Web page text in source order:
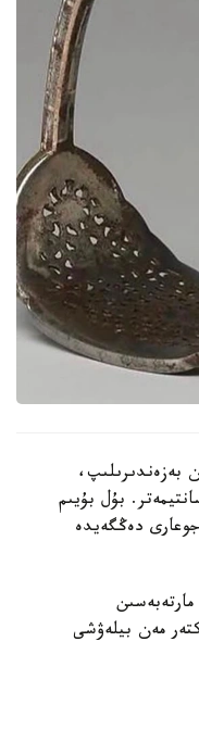
بەزەندىرىلىپ،
بولىگىنىڭ جيەگى نازىك ورنەكتەرمەن كومكەرىلگەن. ولشەمى - 15,9 × 19 سانتيمەتر. بۇل بۇيىم
دەڭگەيدە
مەن بيلەۋشى